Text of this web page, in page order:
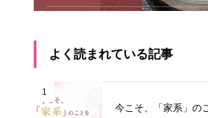
よく読まれている記事
1
今こそ、「家系」の